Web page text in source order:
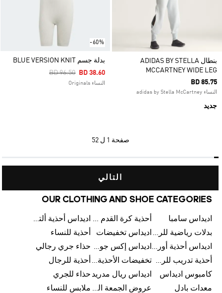
بنطال ADIDAS BY STELLA
MCCARTNEY WIDE LEG
BD 85.75
النساء adidas by Stella McCartney
جديد
-60%
بدلة جسم BLUE VERSION KNIT
Price Reduced From
BD 96.50ToBD 38.60
النساء Originals
صفحة 1 ل 52
التالي
OUR CLOTHING AND SHOE CATEGORIES
اديداس سامبا أحذية كرة القدم للرجال
اديداس أحذية ألترا بوست للرجال
بدلات رياضية للرجال اديداس تخفيضات
أحذية للنساء
اديداس أحذية أورجينالز
اديداس إكس جود بيلينغهام حذاء جري رجالي
أحذية تدريب للرجال
تخفيضات الأحذية للرجال أحذية للرجال
كامبوس اديداس
اديداس ريال مدريد حذاء للجري
معدات بادل
عروض الجمعة البيضاء للرجال ملابس للنساء